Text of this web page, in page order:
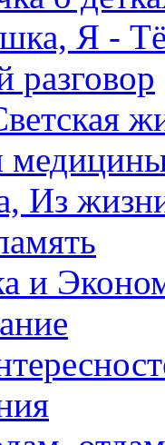
Я -
Из
и